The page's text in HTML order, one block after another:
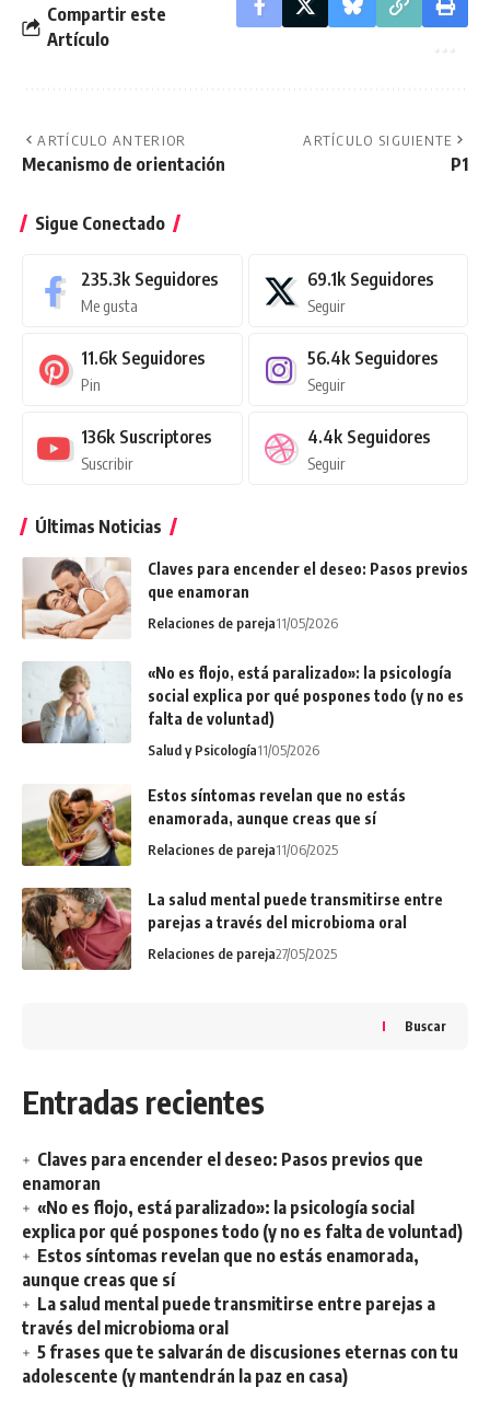
Compartir este
Artículo
ARTÍCULO ANTERIOR
Mecanismo de orientación
ARTÍCULO SIGUIENTE
P1
Sigue Conectado
235.3k Seguidores
Me gusta
69.1k Seguidores
Seguir
11.6k Seguidores
Pin
56.4k Seguidores
Seguir
136k Suscriptores
Suscribir
4.4k Seguidores
Seguir
Últimas Noticias
Claves para encender el deseo: Pasos previos
que enamoran
Relaciones de pareja11/05/2026
«No es flojo, está paralizado»: la psicología
social explica por qué pospones todo (y no es
falta de voluntad)
Salud y Psicología11/05/2026
Estos síntomas revelan que no estás
enamorada, aunque creas que sí
Relaciones de pareja11/06/2025
La salud mental puede transmitirse entre
parejas a través del microbioma oral
Relaciones de pareja27/05/2025
Buscar
Entradas recientes
Claves para encender el deseo: Pasos previos que
enamoran
«No es flojo, está paralizado»: la psicología social
explica por qué pospones todo (y no es falta de voluntad)
Estos síntomas revelan que no estás enamorada,
aunque creas que sí
La salud mental puede transmitirse entre parejas a
través del microbioma oral
5 frases que te salvarán de discusiones eternas con tu
adolescente (y mantendrán la paz en casa)